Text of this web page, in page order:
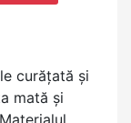
curățată și
mată și